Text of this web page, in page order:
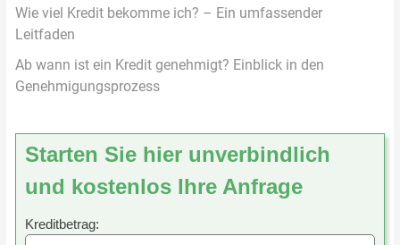
Wie viel Kredit bekomme ich? – Ein umfassender
Leitfaden
Ab wann ist ein Kredit genehmigt? Einblick in den
Genehmigungsprozess
Starten Sie hier unverbindlich
und kostenlos Ihre Anfrage
Kreditbetrag: